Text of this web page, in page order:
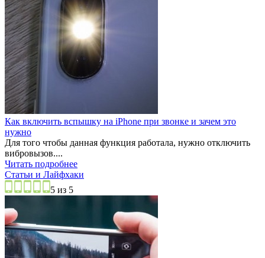
Как включить вспышку на iPhone при звонке и зачем это
нужно
Для того чтобы данная функция работала, нужно отключить
вибровызов....
Читать подробнее
Статьи и Лайфхаки
5 из 5